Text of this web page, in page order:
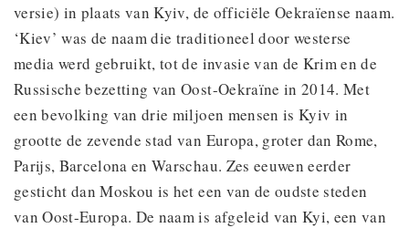
versie) in plaats van Kyiv, de officiële Oekraïense naam.
‘Kiev’ was de naam die traditioneel door westerse
media werd gebruikt, tot de invasie van de Krim en de
Russische bezetting van Oost-Oekraïne in 2014. Met
een bevolking van drie miljoen mensen is Kyiv in
grootte de zevende stad van Europa, groter dan Rome,
Parijs, Barcelona en Warschau. Zes eeuwen eerder
gesticht dan Moskou is het een van de oudste steden
van Oost-Europa. De naam is afgeleid van Kyi, een van